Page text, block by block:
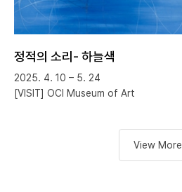
정적의 소리- 하늘색
2025. 4. 10 – 5. 24
[VISIT] OCI Museum of Art
View More